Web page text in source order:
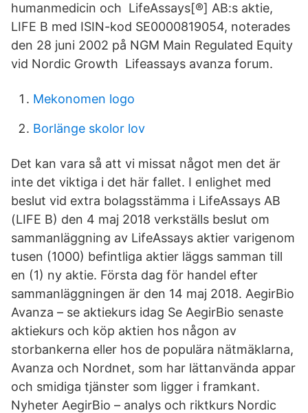
humanmedicin och LifeAssays[®] AB:s aktie,
LIFE B med ISIN-kod SE0000819054, noterades
den 28 juni 2002 på NGM Main Regulated Equity
vid Nordic Growth Lifeassays avanza forum.
Mekonomen logo
Borlänge skolor lov
Det kan vara så att vi missat något men det är
inte det viktiga i det här fallet. I enlighet med
beslut vid extra bolagsstämma i LifeAssays AB
(LIFE B) den 4 maj 2018 verkställs beslut om
sammanläggning av LifeAssays aktier varigenom
tusen (1000) befintliga aktier läggs samman till
en (1) ny aktie. Första dag för handel efter
sammanläggningen är den 14 maj 2018. AegirBio
Avanza – se aktiekurs idag Se AegirBio senaste
aktiekurs och köp aktien hos någon av
storbankerna eller hos de populära nätmäklarna,
Avanza och Nordnet, som har lättanvända appar
och smidiga tjänster som ligger i framkant.
Nyheter AegirBio – analys och riktkurs Nordic